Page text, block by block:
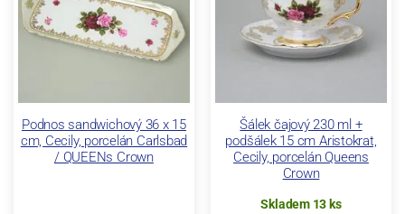
Podnos sandwichový 36 x 15
cm, Cecily, porcelán Carlsbad
/ QUEENs Crown
Šálek čajový 230 ml +
podšálek 15 cm Aristokrat,
Cecily, porcelán Queens
Crown
Skladem 13 ks